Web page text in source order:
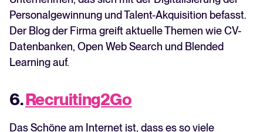
Personalgewinnung und Talent-Akquisition befasst.
Der Blog der Firma greift aktuelle Themen wie CV-
Datenbanken, Open Web Search und Blended
Learning auf.
6.Recruiting2Go
Das Schöne am Internet ist, dass es so viele